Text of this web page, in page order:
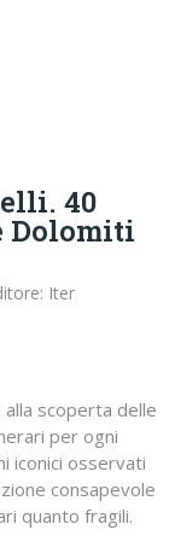
40
Dolomiti
Iter
alla scoperta delle
per ogni
iconici osservati
consapevole
quanto fragili.